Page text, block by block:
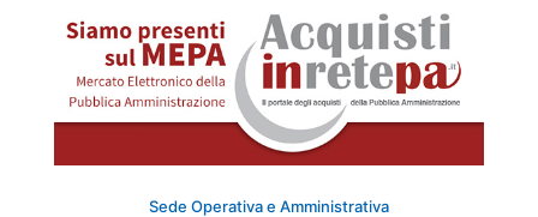
Sede Operativa e Amministrativa